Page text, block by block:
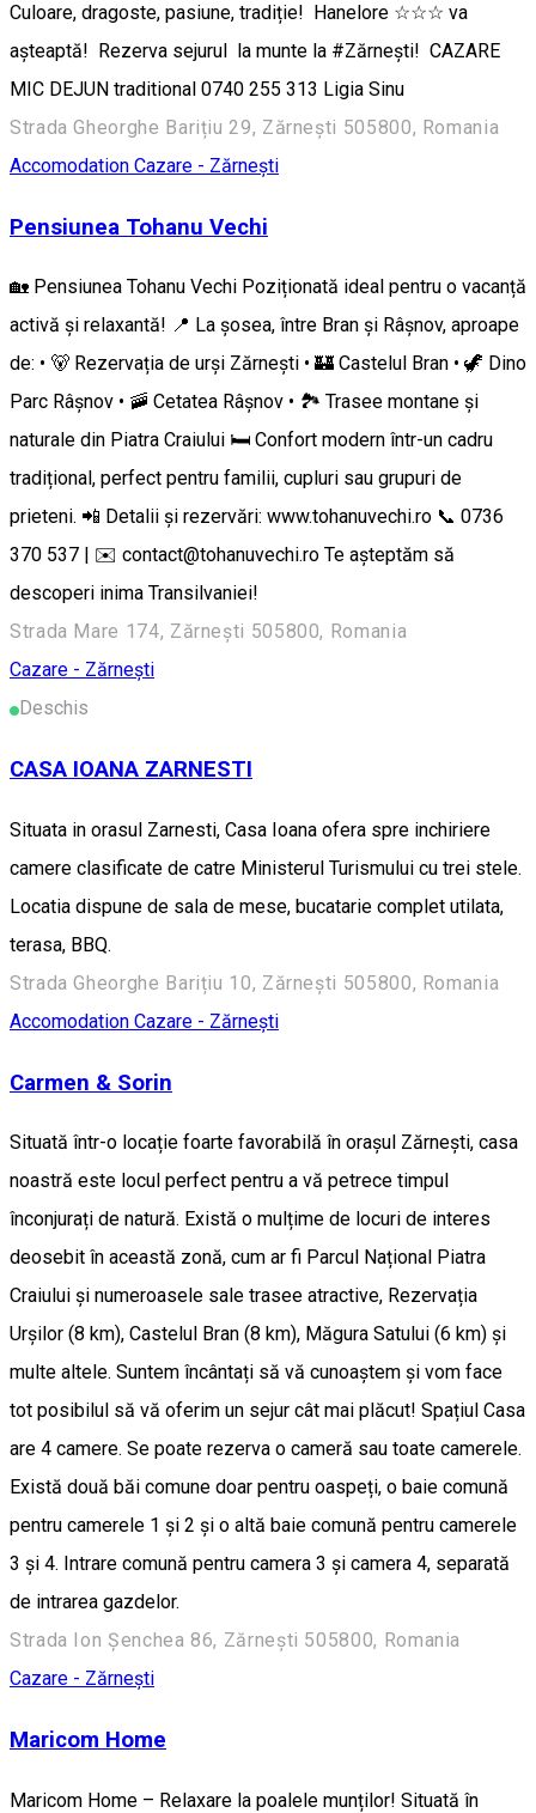
Culoare, dragoste, pasiune, tradiție! Hanelore ☆☆☆ va
așteaptă! Rezerva sejurul la munte la #Zărnești! CAZARE
MIC DEJUN traditional 0740 255 313 Ligia Sinu
Strada Gheorghe Barițiu 29, Zărnești 505800, Romania
Accomodation Cazare - Zărnești
Pensiunea Tohanu Vechi
🏡 Pensiunea Tohanu Vechi Poziționată ideal pentru o vacanță
activă și relaxantă! 📍 La șosea, între Bran și Râșnov, aproape
de: • 🐻 Rezervația de urși Zărnești • 🏰 Castelul Bran • 🦖 Dino
Parc Râșnov • 🚠 Cetatea Râșnov • 🏞️ Trasee montane și
naturale din Piatra Craiului 🛏️ Confort modern într-un cadru
tradițional, perfect pentru familii, cupluri sau grupuri de
prieteni. 📲 Detalii și rezervări: www.tohanuvechi.ro 📞 0736
370 537 | ✉️ contact@tohanuvechi.ro Te așteptăm să
descoperi inima Transilvaniei!
Strada Mare 174, Zărnești 505800, Romania
Cazare - Zărnești
Deschis
CASA IOANA ZARNESTI
Situata in orasul Zarnesti, Casa Ioana ofera spre inchiriere
camere clasificate de catre Ministerul Turismului cu trei stele.
Locatia dispune de sala de mese, bucatarie complet utilata,
terasa, BBQ.
Strada Gheorghe Barițiu 10, Zărnești 505800, Romania
Accomodation Cazare - Zărnești
Carmen & Sorin
Situată într-o locație foarte favorabilă în orașul Zărnești, casa
noastră este locul perfect pentru a vă petrece timpul
înconjurați de natură. Există o mulțime de locuri de interes
deosebit în această zonă, cum ar fi Parcul Național Piatra
Craiului și numeroasele sale trasee atractive, Rezervația
Urșilor (8 km), Castelul Bran (8 km), Măgura Satului (6 km) și
multe altele. Suntem încântați să vă cunoaștem și vom face
tot posibilul să vă oferim un sejur cât mai plăcut! Spațiul Casa
are 4 camere. Se poate rezerva o cameră sau toate camerele.
Există două băi comune doar pentru oaspeți, o baie comună
pentru camerele 1 și 2 și o altă baie comună pentru camerele
3 și 4. Intrare comună pentru camera 3 și camera 4, separată
de intrarea gazdelor.
Strada Ion Șenchea 86, Zărnești 505800, Romania
Cazare - Zărnești
Maricom Home
Maricom Home – Relaxare la poalele munților! Situată în